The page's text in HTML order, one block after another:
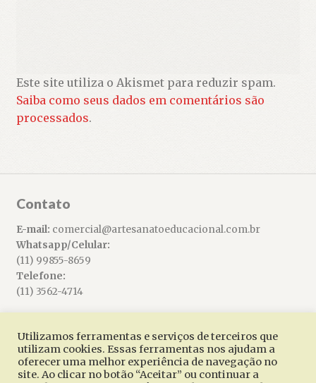
Este site utiliza o Akismet para reduzir spam.
Saiba como seus dados em comentários são
processados.
Contato
E-mail: comercial@artesanatoeducacional.com.br
Whatsapp/Celular:
(11) 99855-8659
Telefone:
(11) 3562-4714
© Artesanato Educacional 2026
Utilizamos ferramentas e serviços de terceiros que
utilizam cookies. Essas ferramentas nos ajudam a
oferecer uma melhor experiência de navegação no
site. Ao clicar no botão “Aceitar” ou continuar a